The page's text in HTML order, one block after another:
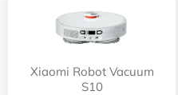
Xiaomi Robot Vacuum
S10